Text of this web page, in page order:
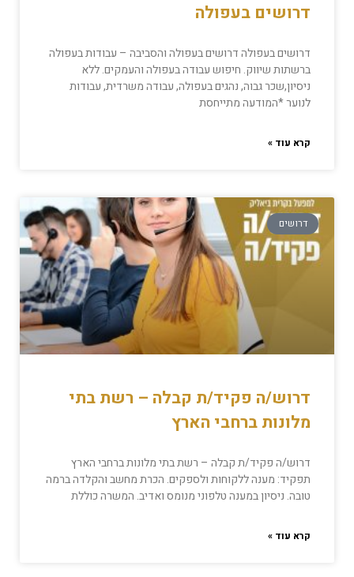
דרושים בעפולה
דרושים בעפולה דרושים בעפולה והסביבה – עבודות בעפולה
ברשתות שיווק. חיפוש עבודה בעפולה והעמקים. ללא
ניסיון,שכר גבוה, נהגים בעפולה, עבודה משרדית, עבודות
לנוער *המודעה מתייחסת
קרא עוד »
דרושים
דרוש/ה פקיד/ת קבלה – רשת בתי
מלונות ברחבי הארץ
דרוש/ה פקיד/ת קבלה – רשת בתי מלונות ברחבי הארץ
תפקיד: מענה ללקוחות ולספקים. הכרת מחשב והקלדה ברמה
טובה. ניסיון במענה טלפוני מנומס ואדיב. המשרה כוללת
קרא עוד »